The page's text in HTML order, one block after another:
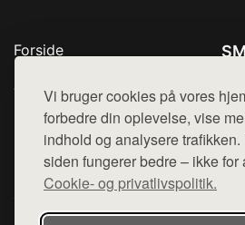
Vi bruger cookies på vores
forbedre din oplevelse, vise
indhold og analysere trafikken.
siden fungerer bedre – ikke
Cookie- og privatlivspolitik.
Forside
Top Rabatter
Kontakt